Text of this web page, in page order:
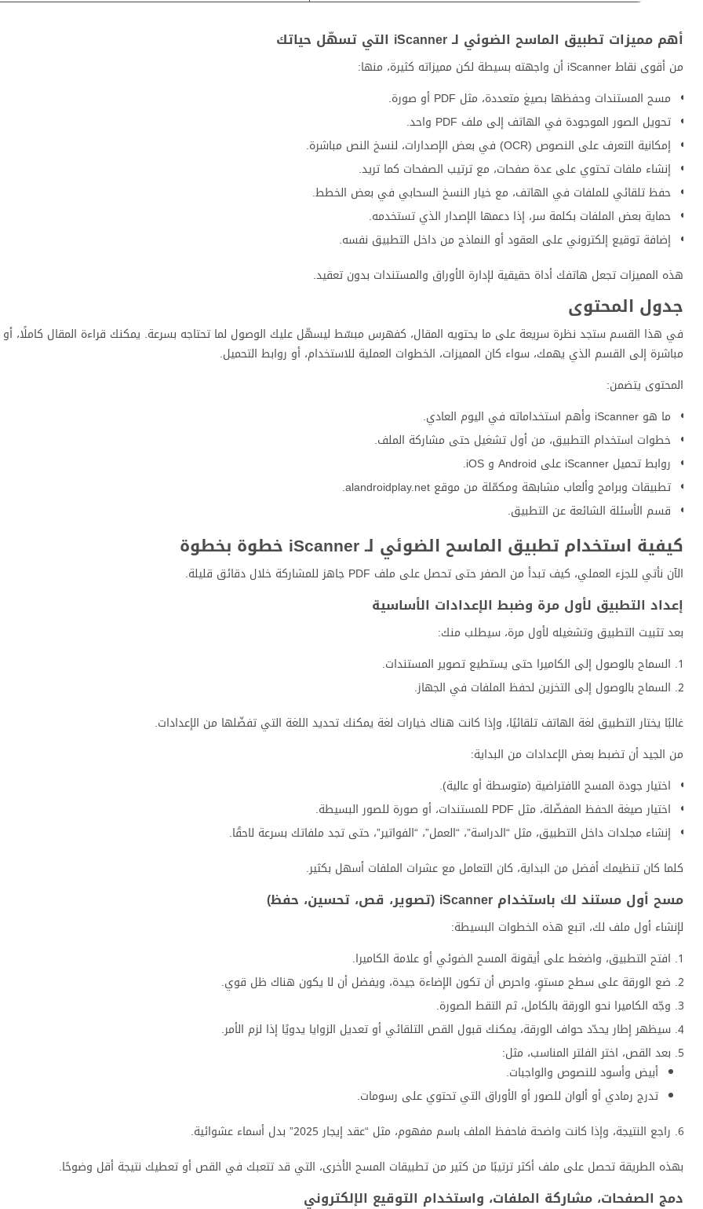
أهم مميزات تطبيق الماسح الضوئي لـ iScanner التي تسهّل حياتك
من أقوى نقاط iScanner أن واجهته بسيطة لكن مميزاته كثيرة، منها:
مسح المستندات وحفظها بصيغ متعددة، مثل PDF أو صورة.
تحويل الصور الموجودة في الهاتف إلى ملف PDF واحد.
إمكانية التعرف على النصوص (OCR) في بعض الإصدارات، لنسخ النص مباشرة.
إنشاء ملفات تحتوي على عدة صفحات، مع ترتيب الصفحات كما تريد.
حفظ تلقائي للملفات في الهاتف، مع خيار النسخ السحابي في بعض الخطط.
حماية بعض الملفات بكلمة سر، إذا دعمها الإصدار الذي تستخدمه.
إضافة توقيع إلكتروني على العقود أو النماذج من داخل التطبيق نفسه.
هذه المميزات تجعل هاتفك أداة حقيقية لإدارة الأوراق والمستندات بدون تعقيد.
جدول المحتوى
في هذا القسم ستجد نظرة سريعة على ما يحتويه المقال، كفهرس مبسّط ليسهّل عليك الوصول لما تحتاجه بسرعة. يمكنك قراءة المقال كاملًا، أو
مباشرة إلى القسم الذي يهمك، سواء كان المميزات، الخطوات العملية للاستخدام، أو روابط التحميل.
المحتوى يتضمن:
ما هو iScanner وأهم استخداماته في اليوم العادي.
خطوات استخدام التطبيق، من أول تشغيل حتى مشاركة الملف.
روابط تحميل iScanner على Android و iOS.
تطبيقات وبرامج وألعاب مشابهة ومكمّلة من موقع alandroidplay.net.
قسم الأسئلة الشائعة عن التطبيق.
كيفية استخدام تطبيق الماسح الضوئي لـ iScanner خطوة بخطوة
الآن نأتي للجزء العملي، كيف تبدأ من الصفر حتى تحصل على ملف PDF جاهز للمشاركة خلال دقائق قليلة.
إعداد التطبيق لأول مرة وضبط الإعدادات الأساسية
بعد تثبيت التطبيق وتشغيله لأول مرة، سيطلب منك:
السماح بالوصول إلى الكاميرا حتى يستطيع تصوير المستندات.
السماح بالوصول إلى التخزين لحفظ الملفات في الجهاز.
غالبًا يختار التطبيق لغة الهاتف تلقائيًا، وإذا كانت هناك خيارات لغة يمكنك تحديد اللغة التي تفضّلها من الإعدادات.
من الجيد أن تضبط بعض الإعدادات من البداية:
اختيار جودة المسح الافتراضية (متوسطة أو عالية).
اختيار صيغة الحفظ المفضّلة، مثل PDF للمستندات، أو صورة للصور البسيطة.
إنشاء مجلدات داخل التطبيق، مثل “الدراسة”، “العمل”، “الفواتير”، حتى تجد ملفاتك بسرعة لاحقًا.
كلما كان تنظيمك أفضل من البداية، كان التعامل مع عشرات الملفات أسهل بكثير.
مسح أول مستند لك باستخدام iScanner (تصوير، قص، تحسين، حفظ)
لإنشاء أول ملف لك، اتبع هذه الخطوات البسيطة:
افتح التطبيق، واضغط على أيقونة المسح الضوئي أو علامة الكاميرا.
ضع الورقة على سطح مستوٍ، واحرص أن تكون الإضاءة جيدة، ويفضل أن لا يكون هناك ظل قوي.
وجّه الكاميرا نحو الورقة بالكامل، ثم التقط الصورة.
سيظهر إطار يحدّد حواف الورقة، يمكنك قبول القص التلقائي أو تعديل الزوايا يدويًا إذا لزم الأمر.
بعد القص، اختر الفلتر المناسب، مثل:
أبيض وأسود للنصوص والواجبات.
تدرج رمادي أو ألوان للصور أو الأوراق التي تحتوي على رسومات.
راجع النتيجة، وإذا كانت واضحة فاحفظ الملف باسم مفهوم، مثل “عقد إيجار 2025” بدل أسماء عشوائية.
بهذه الطريقة تحصل على ملف أكثر ترتيبًا من كثير من تطبيقات المسح الأخرى، التي قد تتعبك في القص أو تعطيك نتيجة أقل وضوحًا.
دمج الصفحات، مشاركة الملفات، واستخدام التوقيع الإلكتروني